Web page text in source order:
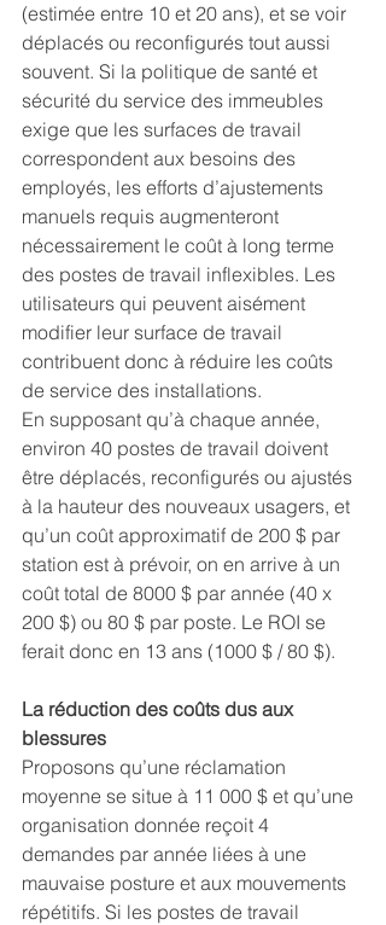
(estimée entre 10 et 20 ans), et se voir
déplacés ou reconfigurés tout aussi
souvent. Si la politique de santé et
sécurité du service des immeubles
exige que les surfaces de travail
correspondent aux besoins des
employés, les efforts d’ajustements
manuels requis augmenteront
nécessairement le coût à long terme
des postes de travail inflexibles. Les
utilisateurs qui peuvent aisément
modifier leur surface de travail
contribuent donc à réduire les coûts
de service des installations.
En supposant qu’à chaque année,
environ 40 postes de travail doivent
être déplacés, reconfigurés ou ajustés
à la hauteur des nouveaux usagers, et
qu’un coût approximatif de 200 $ par
station est à prévoir, on en arrive à un
coût total de 8000 $ par année (40 x
200 $) ou 80 $ par poste. Le ROI se
ferait donc en 13 ans (1000 $ / 80 $).
La réduction des coûts dus aux
blessures
Proposons qu’une réclamation
moyenne se situe à 11 000 $ et qu’une
organisation donnée reçoit 4
demandes par année liées à une
mauvaise posture et aux mouvements
répétitifs. Si les postes de travail